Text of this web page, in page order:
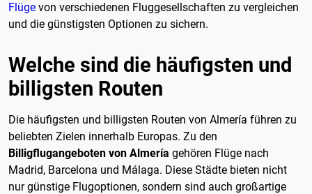
Flüge von verschiedenen Fluggesellschaften zu vergleichen
und die günstigsten Optionen zu sichern.
Welche sind die häufigsten und
billigsten Routen
Die häufigsten und billigsten Routen von Almería führen zu
beliebten Zielen innerhalb Europas. Zu den
Billigflugangeboten von Almería gehören Flüge nach
Madrid, Barcelona und Málaga. Diese Städte bieten nicht
nur günstige Flugoptionen, sondern sind auch großartige